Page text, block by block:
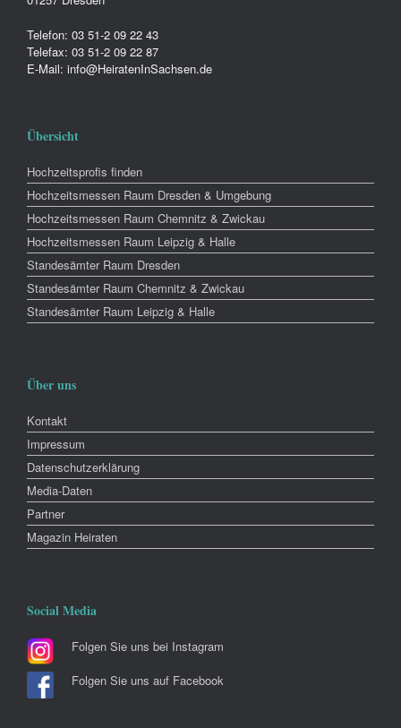
Telefon: 03 51-2 09 22 43
Telefax: 03 51-2 09 22 87
E-Mail: info@HeiratenInSachsen.de
Übersicht
Hochzeitsprofis finden
Hochzeitsmessen Raum Dresden & Umgebung
Hochzeitsmessen Raum Chemnitz & Zwickau
Hochzeitsmessen Raum Leipzig & Halle
Standesämter Raum Dresden
Standesämter Raum Chemnitz & Zwickau
Standesämter Raum Leipzig & Halle
Über uns
Kontakt
Impressum
Datenschutzerklärung
Media-Daten
Partner
Magazin Heiraten
Social Media
Folgen Sie uns bei Instagram
Folgen Sie uns auf Facebook